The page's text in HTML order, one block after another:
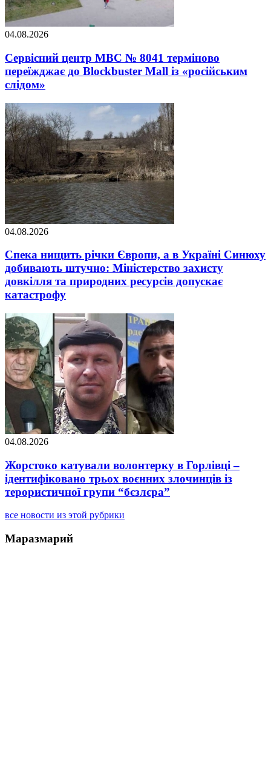
04.08.2026
Сервісний центр МВС № 8041 терміново
переїжджає до Blockbuster Mall із «російським
слідом»
04.08.2026
Спека нищить річки Європи, а в Україні Синюху
добивають штучно: Міністерство захисту
довкілля та природних ресурсів допускає
катастрофу
04.08.2026
Жорстоко катували волонтерку в Горлівці –
ідентифіковано трьох воєнних злочинців із
терористичної групи “бєзлєра”
все новости из этой рубрики
Маразмарий